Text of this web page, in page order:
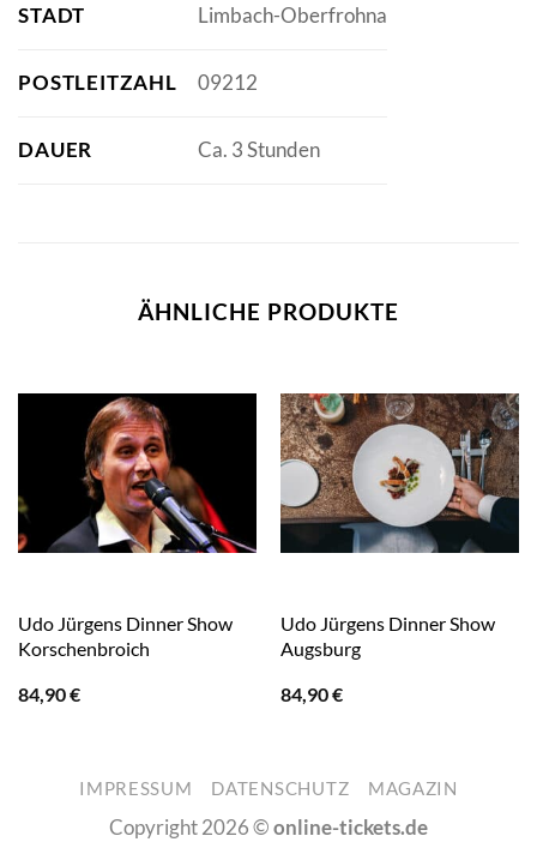
STADT Limbach-Oberfrohna
POSTLEITZAHL 09212
DAUER Ca. 3 Stunden
ÄHNLICHE PRODUKTE
Udo Jürgens Dinner Show
Korschenbroich
84,90€
Udo Jürgens Dinner Show
Augsburg
84,90€
IMPRESSUM DATENSCHUTZ MAGAZIN
Copyright 2026 ©online-tickets.de